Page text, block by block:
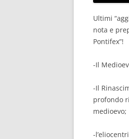
Ultimi
nota e
Pontifex”!
-Il
-Il
profondo
medioevo;
-